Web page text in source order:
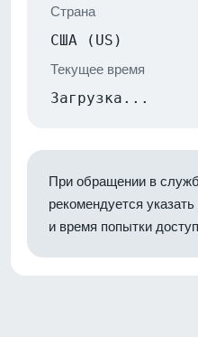
Страна
США (US)
Текущее время
Загрузка...
При обращении в
рекомендуется
и время попытки